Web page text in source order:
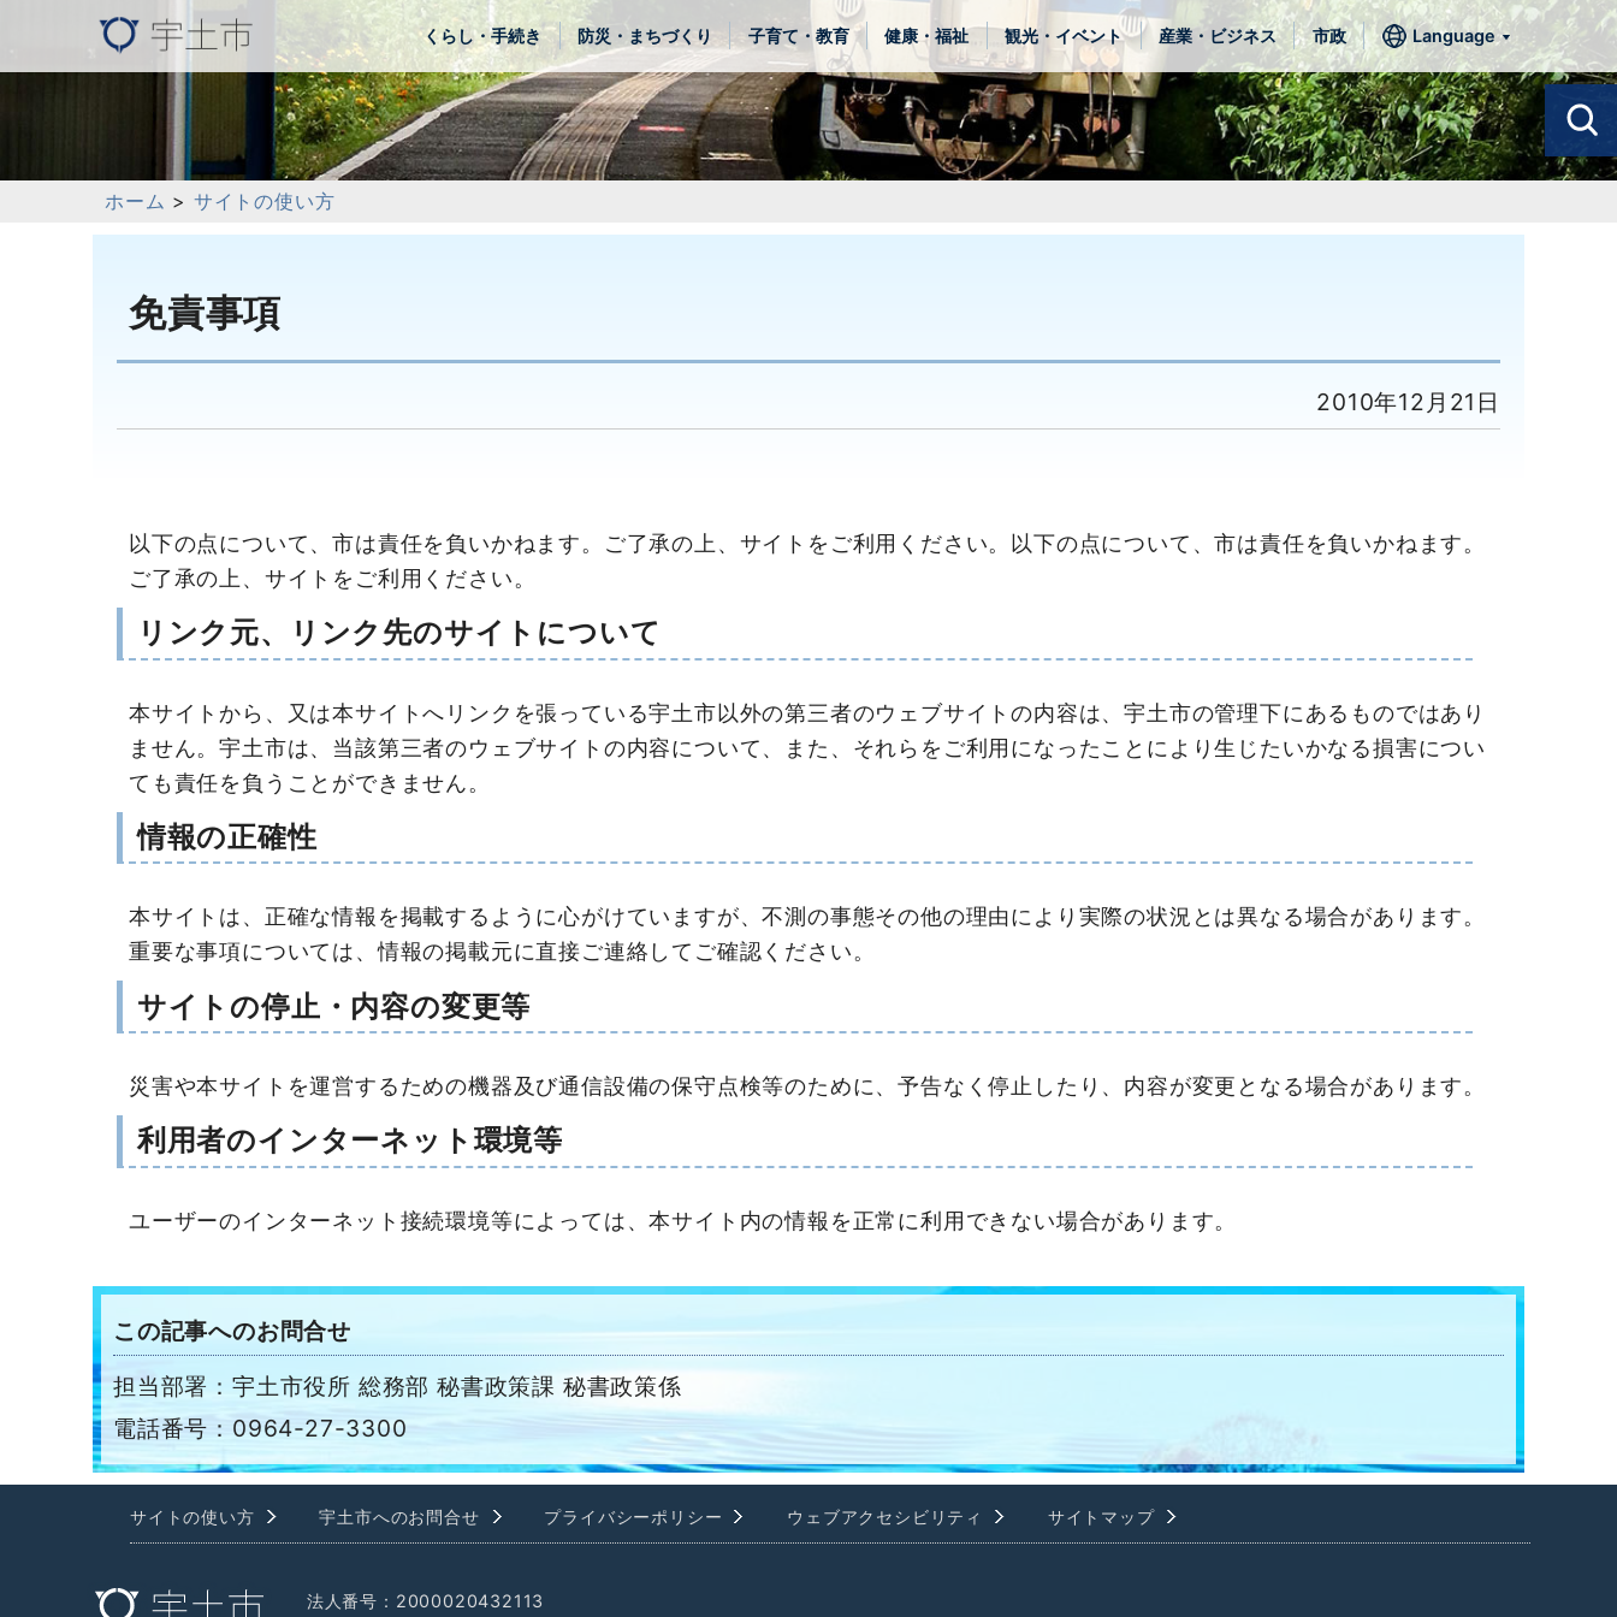
くらし・手続き 防災・まちづくり 子育て・教育 健康・福祉 観光・イベント 産業・ビジネス 市政 Language
ホーム > サイトの使い方
免責事項
2010年12月21日
以下の点について、市は責任を負いかねます。ご了承の上、サイトをご利用ください。以下の点について、市は責任を負いかねます。
ご了承の上、サイトをご利用ください。
リンク元、リンク先のサイトについて
本サイトから、又は本サイトへリンクを張っている宇土市以外の第三者のウェブサイトの内容は、宇土市の管理下にあるものではあり
ません。宇土市は、当該第三者のウェブサイトの内容について、また、それらをご利用になったことにより生じたいかなる損害につい
ても責任を負うことができません。
情報の正確性
本サイトは、正確な情報を掲載するように心がけていますが、不測の事態その他の理由により実際の状況とは異なる場合があります。
重要な事項については、情報の掲載元に直接ご連絡してご確認ください。
サイトの停止・内容の変更等
災害や本サイトを運営するための機器及び通信設備の保守点検等のために、予告なく停止したり、内容が変更となる場合があります。
利用者のインターネット環境等
ユーザーのインターネット接続環境等によっては、本サイト内の情報を正常に利用できない場合があります。
この記事へのお問合せ
担当部署：宇土市役所 総務部 秘書政策課 秘書政策係
電話番号：0964-27-3300
サイトの使い方 宇土市へのお問合せ プライバシーポリシー ウェブアクセシビリティ サイトマップ
法人番号：2000020432113